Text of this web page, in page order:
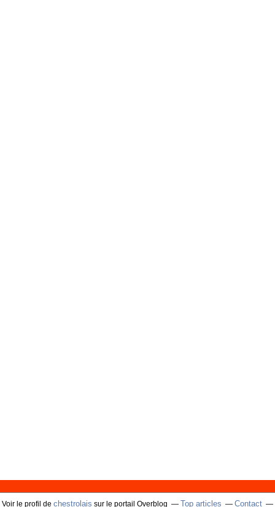
Voir le profil de chestrolais sur le portail Overblog Top articles Contact